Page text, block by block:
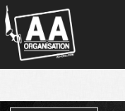
Panneau de gestion des